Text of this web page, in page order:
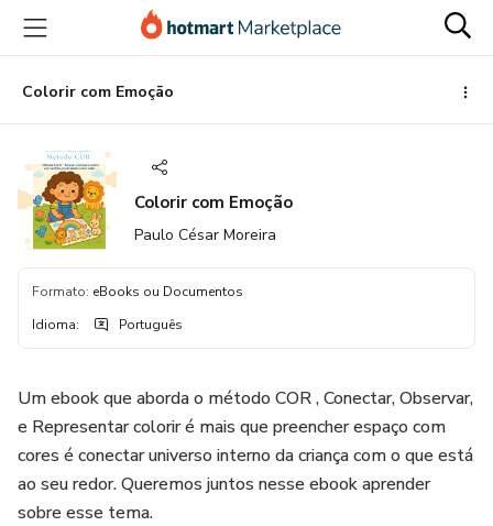
para
conteúdo
principal
para
pagamento
para
rodapé
Colorir com Emoção
Colorir com Emoção
Paulo César Moreira
Formato: eBooks ou Documentos
Idioma: Português
Um ebook que aborda o método COR , Conectar, Observar,
e Representar colorir é mais que preencher espaço com
cores é conectar universo interno da criança com o que está
ao seu redor. Queremos juntos nesse ebook aprender
sobre esse tema.